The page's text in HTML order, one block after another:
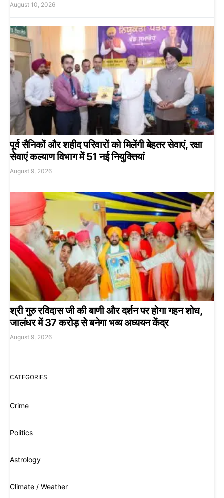
August 10, 2026
पूर्व सैनिकों और शहीद परिवारों को मिलेंगी बेहतर सेवाएं, रक्षा
सेवाएं कल्याण विभाग में 51 नई नियुक्तियां
August 9, 2026
श्री गुरु रविदास जी की बाणी और दर्शन पर होगा गहन शोध,
जालंधर में 37 करोड़ से बनेगा भव्य अध्ययन केंद्र
August 9, 2026
CATEGORIES
Crime
Politics
Astrology
Climate / Weather